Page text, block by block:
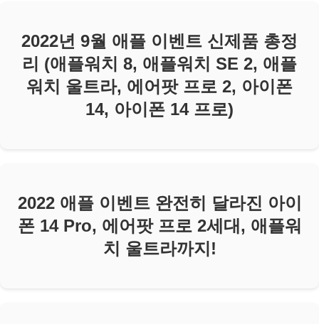
2022년 9월 애플 이벤트 신제품 총정
리 (애플워치 8, 애플워치 SE 2, 애플
워치 울트라, 에어팟 프로 2, 아이폰
14, 아이폰 14 프로)
2022 애플 이벤트 완전히 달라진 아이
폰 14 Pro, 에어팟 프로 2세대, 애플워
치 울트라까지!